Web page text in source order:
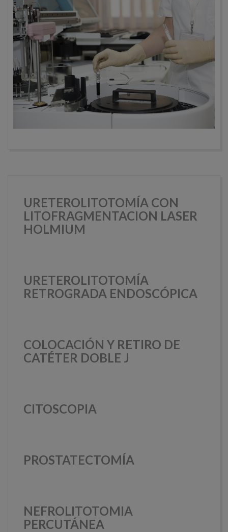
URETEROLITOTOMÍA CON
LITOFRAGMENTACION LASER
HOLMIUM
URETEROLITOTOMÍA
RETROGRADA ENDOSCÓPICA
COLOCACIÓN Y RETIRO DE
CATÉTER DOBLE J
CITOSCOPIA
PROSTATECTOMÍA
NEFROLITOTOMIA
PERCUTÁNEA